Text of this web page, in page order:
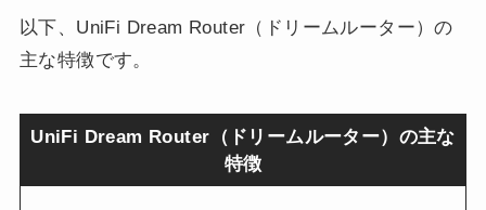
以下、UniFi Dream Router（ドリームルーター）の
主な特徴です。
UniFi Dream Router（ドリームルーター）の主な
特徴